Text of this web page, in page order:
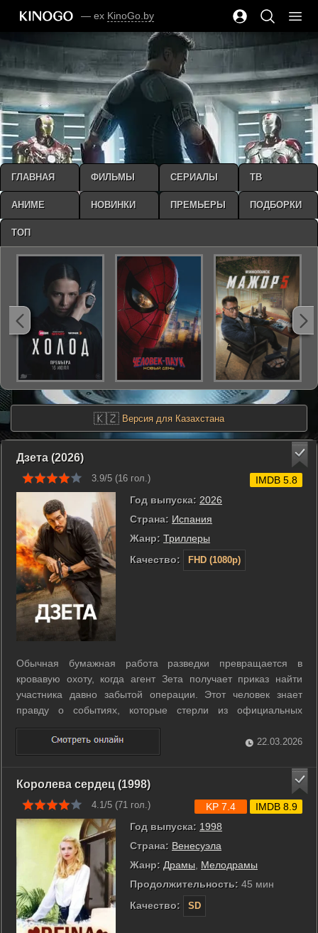
— ex KinoGo.by
🇰🇿 Версия для Казахстана
Дзета (2026)
3.9/5 (16 гол.)
Год выпуска: 2026
Страна: Испания
Жанр: Триллеры
Качество:
FHD (1080p)
IMDB 5.8
Обычная бумажная работа разведки превращается в
кровавую охоту, когда агент Зета получает приказ найти
участника давно забытой операции. Этот человек знает
правду о событиях, которые стерли из официальных
архивов десятилетия назад. Поиски приводят агента в
лабиринты заброшенных баз Европы и Латинской Америки.
Зета сталкивается с Альфой, коллегой ...
22.03.2026
Королева сердец (1998)
4.1/5 (71 гол.)
Год выпуска: 1998
Страна: Венесуэла
Жанр: Драмы
Мелодрамы
Продолжительность: 45 мин
Качество:
SD
KP 7.4 IMDB 8.9
ГЛАВНАЯ ФИЛЬМЫ СЕРИАЛЫ ТВ
АНИМЕ НОВИНКИ ПРЕМЬЕРЫ ПОДБОРКИ
ТОП